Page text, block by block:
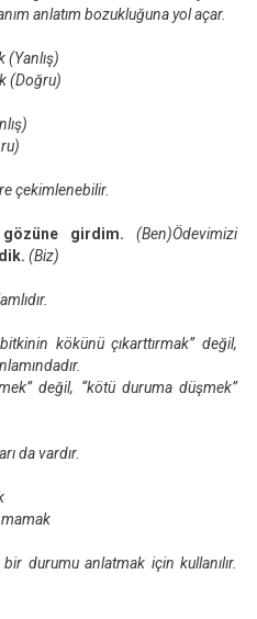
anlatım bozukluğuna yol açar.
(Yanlış)
(Doğru)
çekimlenebilir.
gözüne girdim.(Ben)Ödevimizi
(Biz)
kökünü çıkarttırmak” değil,
değil, “kötü duruma düşmek”
da vardır.
durumu anlatmak için kullanılır.